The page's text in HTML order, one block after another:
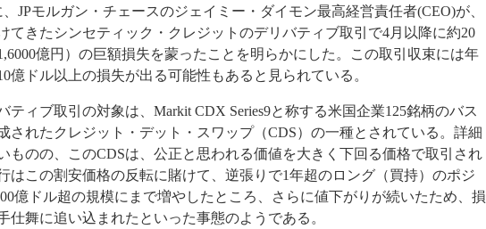
JPモルガン・チェースのジェイミー・ダイモン最高経営責任者(CEO)が、
てきたシンセティック・クレジットのデリバティブ取引で4月以降に約20
億円）の巨額損失を蒙ったことを明らかにした。この取引収束には年
億ドル以上の損失が出る可能性もあると見られている。
ィブ取引の対象は、 Markit CDX Series9と称する米国企業125銘柄のバス
されたクレジット・デット・スワップ（CDS）の一種とされている。詳細
ものの、このCDSは、公正と思われる価値を大きく下回る価格で取引され
はこの割安価格の反転に賭けて、逆張りで1年超のロング（買持）のポジ
億ドル超の規模にまで増やしたところ、さらに値下がりが続いたため、損
仕舞に追い込まれたといった事態のようである。